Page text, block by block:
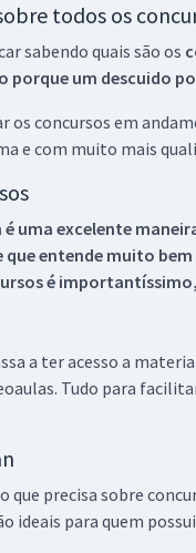
todos os
sabendo quais são os
um descuido
os concursos em
e com muito mais
uma excelente
entende muito
é
a ter acesso a
Tudo para
que precisa sobre
ideais para quem